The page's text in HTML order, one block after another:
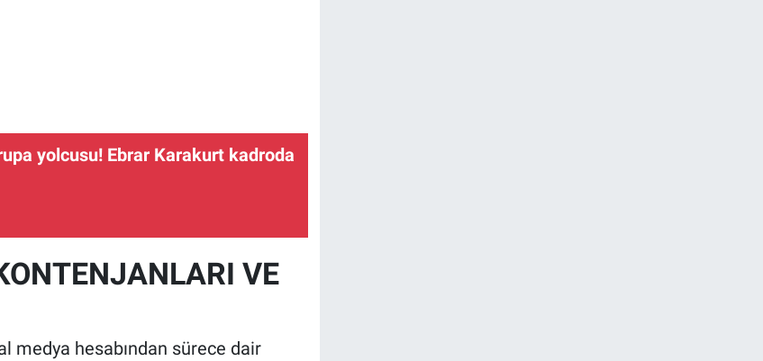
yolcusu! Ebrar Karakurt kadroda
VE
medya hesabından sürece dair